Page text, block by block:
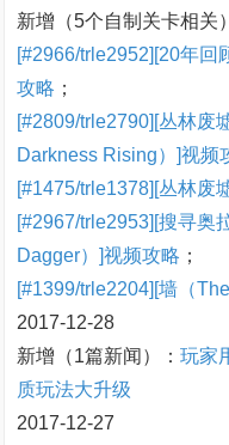
新增（5个自制关卡相关
[#2966/trle2952][20年回
攻略 ；
[#2809/trle2790][丛林废
Darkness Rising）]视频
[#1475/trle1378][丛林废
[#2967/trle2953][搜寻奥
Dagger）]视频攻略 ；
[#1399/trle2204][墙（
2017-12-28
新增（1篇新闻）： 玩家
质玩法大升级
2017-12-27